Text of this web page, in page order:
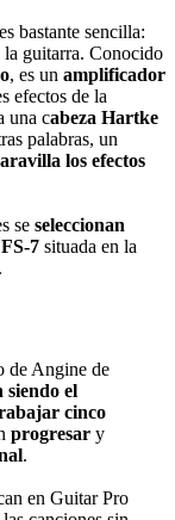
bastante sencilla:
la guitarra. Conocido
, es un amplificador
efectos de la
una cabeza Hartke
palabras, un
los efectos
se seleccionan
7 situada en la
de Angine de
siendo el
cinco
progresar y
.
en Guitar Pro